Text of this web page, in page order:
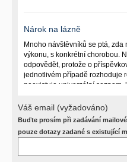
Nárok na lázně
Mnoho návštěvníků se ptá, zda
výkonu, s konkrétní chorobou.
odpovědět, protože o
jednotlivém případě rozhoduje
neexistuje univerzální seznam,
postižení pacienta a dalších
Požádejte svého ošetřujícího
příslušný revizní lékař. My vám
Váš email (vyžadováno)
Buďte prosím při zadávání
pouze dotazy zadané s existující